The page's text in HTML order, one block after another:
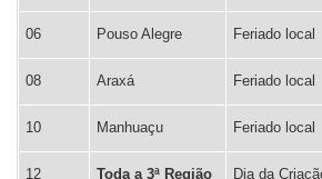
06 Pouso Alegre Feriado local
08 Araxá Feriado local
10 Manhuaçu Feriado local
12 Toda a 3ª Região
Dia da